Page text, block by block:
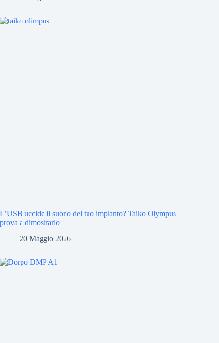
L’USB uccide il suono del tuo impianto? Taiko Olympus
prova a dimostrarlo
20 Maggio 2026